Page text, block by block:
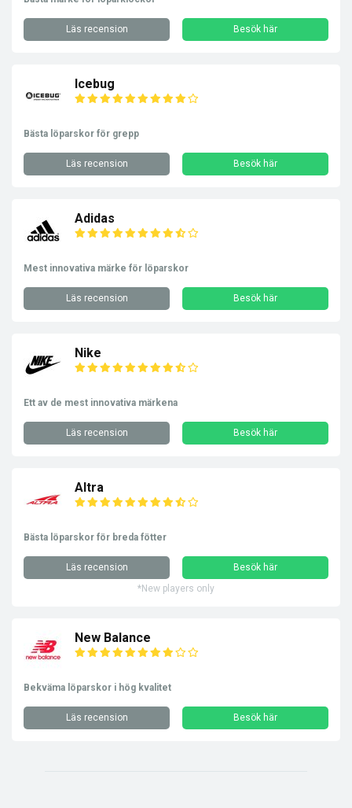
Läs recension Besök här
Icebug
Bästa löparskor för grepp
Läs recension Besök här
Adidas
Mest innovativa märke för löparskor
Läs recension Besök här
Nike
Ett av de mest innovativa märkena
Läs recension Besök här
Altra
Bästa löparskor för breda fötter
Läs recension
Besök här
*New players only
New Balance
Bekväma löparskor i hög kvalitet
Läs recension Besök här